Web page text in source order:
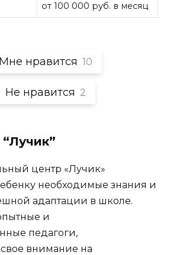
от 100 000 руб. в месяц
Мне нравится 10
Не нравится 2
центр «Лучик»
необходимые знания и
адаптации в школе.
и
педагоги,
внимание на